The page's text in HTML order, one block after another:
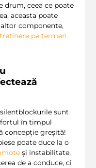
ceea ce poate
aceasta poate
componente,
pe termen
sunt
în timpul
concepție greșită!
poate duce la o
și instabilitate,
de a conduce, ci